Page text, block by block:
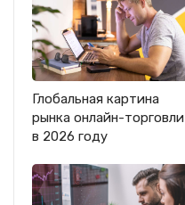
Глобальная картина
рынка онлайн-торговли
в 2026 году